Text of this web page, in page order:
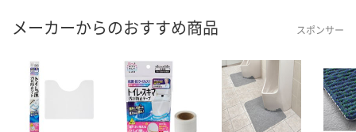
メーカーからのおすすめ商品 スポンサー